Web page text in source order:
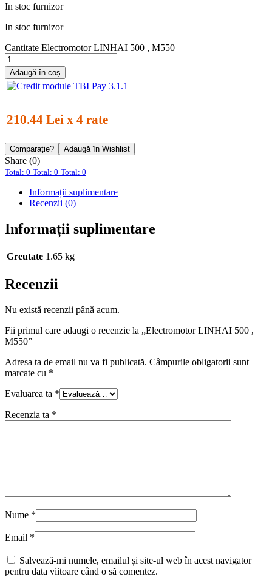
In stoc furnizor
In stoc furnizor
Cantitate Electromotor LINHAI 500 , M550
Adaugă în coș
210.44 Lei x 4 rate
Comparație? Adaugă în Wishlist
Share (0)
Total: 0 Total: 0 Total: 0
Informații suplimentare
Recenzii (0)
Informații suplimentare
Greutate 1.65 kg
Recenzii
Nu există recenzii până acum.
Fii primul care adaugi o recenzie la „Electromotor LINHAI 500 ,
M550”
Adresa ta de email nu va fi publicată. Câmpurile obligatorii sunt
marcate cu *
Evaluarea ta *
Recenzia ta *
Nume *
Email *
Salvează-mi numele, emailul și site-ul web în acest navigator
pentru data viitoare când o să comentez.